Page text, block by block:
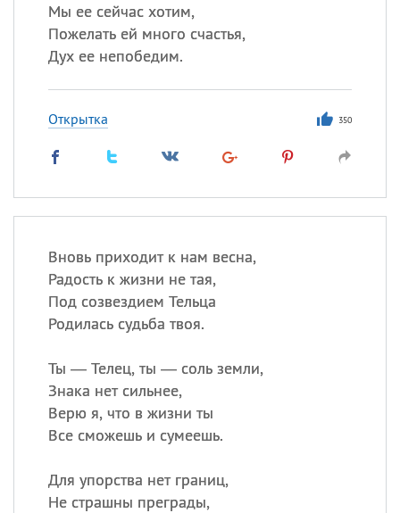
Мы ее сейчас хотим,
Пожелать ей много счастья,
Дух ее непобедим.
Открытка 350
Вновь приходит к нам весна,
Радость к жизни не тая,
Под созвездием Тельца
Родилась судьба твоя.
Ты — Телец, ты — соль земли,
Знака нет сильнее,
Верю я, что в жизни ты
Все сможешь и сумеешь.
Для упорства нет границ,
Не страшны преграды,